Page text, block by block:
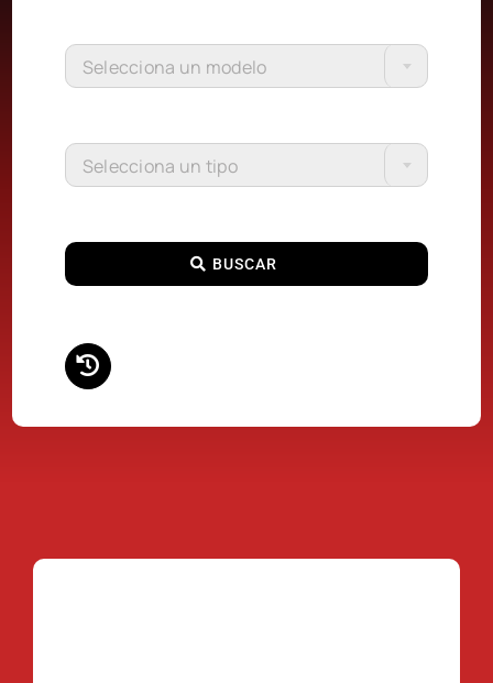
Selecciona un modelo
Selecciona un tipo
BUSCAR